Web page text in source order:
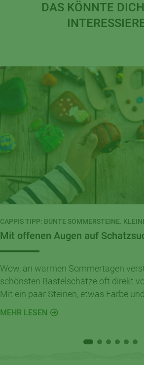
DAS KÖNNTE
CAPPIS TIPP: BUNTE SOMMERSTEINE.
Mit offenen Augen auf
Wow, an warmen Sommertagen
schönsten Bastelschätze oft direkt
Mit ein paar Steinen, etwas Farbe
entstehen im Handumdrehen kleine
Garten, Balkon oder Kinderzimmer.
MEHR LESEN